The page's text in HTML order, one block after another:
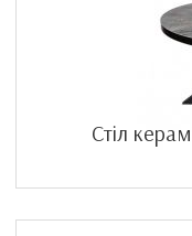
Стіл